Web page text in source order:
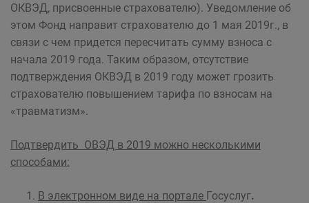
ОКВЭД, присвоенные страхователю). Уведомление об
этом Фонд направит страхователю до 1 мая 2019г., в
связи с чем придется пересчитать сумму взноса с
начала 2019 года. Таким образом, отсутствие
подтверждения ОКВЭД в 2019 году может грозить
страхователю повышением тарифа по взносам на
«травматизм».
Подтвердить ОВЭД в 2019 можно несколькими
способами:
В электронном виде на портале Госуслуг.